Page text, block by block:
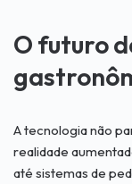
O futuro
A tecnologia não
realidade
até sistemas de